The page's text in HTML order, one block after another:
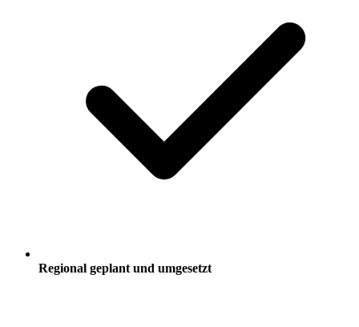
Regional geplant und umgesetzt